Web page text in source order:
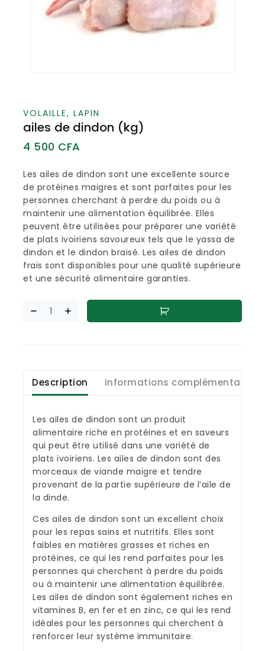
VOLAILLE, LAPIN
ailes de dindon (kg)
4 500 CFA
Les ailes de dindon sont une excellente source
de protéines maigres et sont parfaites pour les
personnes cherchant à perdre du poids ou à
maintenir une alimentation équilibrée. Elles
peuvent être utilisées pour préparer une variété
de plats ivoiriens savoureux tels que le yassa de
dindon et le dindon braisé. Les ailes de dindon
frais sont disponibles pour une qualité supérieure
et une sécurité alimentaire garanties.
Description Informations complémentaires
Les ailes de dindon sont un produit
alimentaire riche en protéines et en saveurs
qui peut être utilisé dans une variété de
plats ivoiriens. Les ailes de dindon sont des
morceaux de viande maigre et tendre
provenant de la partie supérieure de l’aile de
la dinde.
Ces ailes de dindon sont un excellent choix
pour les repas sains et nutritifs. Elles sont
faibles en matières grasses et riches en
protéines, ce qui les rend parfaites pour les
personnes qui cherchent à perdre du poids
ou à maintenir une alimentation équilibrée.
Les ailes de dindon sont également riches en
vitamines B, en fer et en zinc, ce qui les rend
idéales pour les personnes qui cherchent à
renforcer leur système immunitaire.